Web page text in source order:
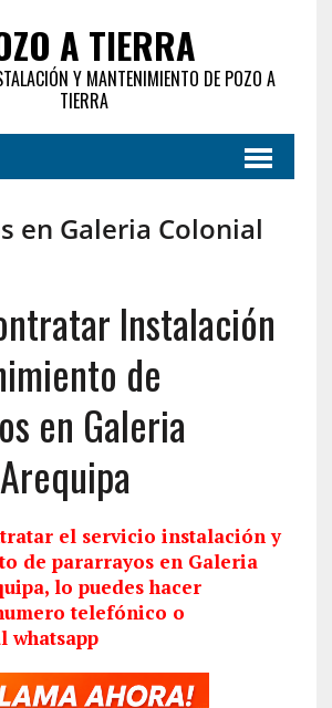
A TIERRA
Y MANTENIMIENTO DE POZO A
TIERRA
en Galeria Colonial
Instalación
de
en Galeria
el servicio instalacióny
de pararrayos en Galeria
lo puedes hacer
telefónico o
whatsapp